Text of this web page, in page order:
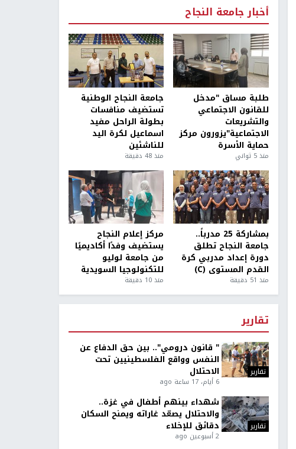
أخبار جامعة النجاح
طلبة مساق "مدخل
للقانون الاجتماعي
والتشريعات
الاجتماعية"يزورون مركز
حماية الأسرة
منذ 5 ثواني
جامعة النجاح الوطنية
تستضيف منافسات
بطولة الراحل مفيد
اسماعيل لكرة اليد
للناشئين
منذ 48 دقيقة
بمشاركة 25 مدرباً..
جامعة النجاح تطلق
دورة إعداد مدربي كرة
القدم المستوى (C)
منذ 51 دقيقة
مركز إعلام النجاح
يستضيف وفدًا أكاديميًا
من جامعة لوليو
للتكنولوجيا السويدية
منذ 10 دقيقة
تقارير
تقارير
" قانون درومي".. بين حق الدفاع عن
النفس وواقع الفلسطينيين تحت
الاحتلال
6 أيام، 17 ساعة ago
تقارير
شهداء بينهم أطفال في غزة..
والاحتلال يصعّد غاراته ويمنح السكان
دقائق للإخلاء
2 أسبوعين ago